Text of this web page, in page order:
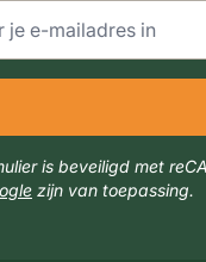
is beveiligd met
zijn van toepassing.